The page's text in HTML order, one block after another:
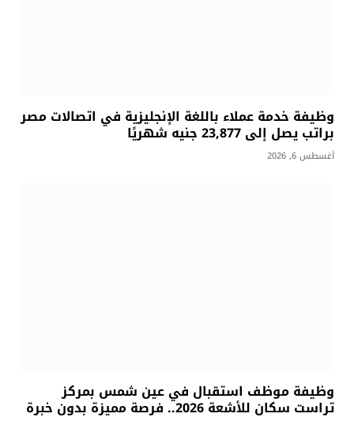
وظيفة خدمة عملاء باللغة الإنجليزية في اتصالات مصر
براتب يصل إلى 23,877 جنيه شهريًا
أغسطس 6, 2026
وظيفة موظف استقبال في عين شمس بمركز
تراست سكان للأشعة 2026.. فرصة مميزة بدون خبرة